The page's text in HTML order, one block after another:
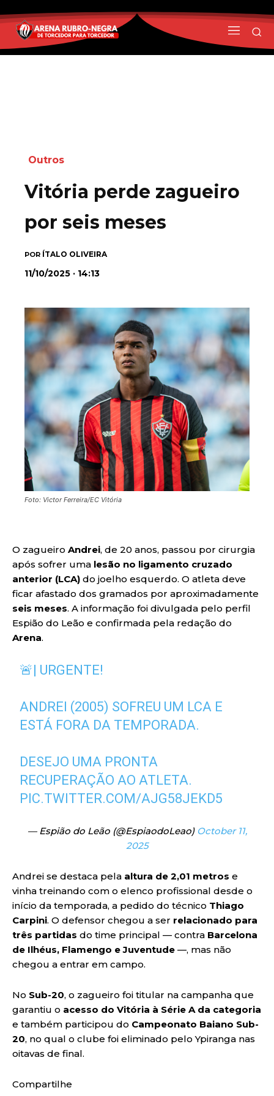
Outros
Vitória perde zagueiro
por seis meses
POR ÍTALO OLIVEIRA
11/10/2025 · 14:13
Foto: Victor Ferreira/EC Vitória
O zagueiro Andrei, de 20 anos, passou por cirurgia
após sofrer uma lesão no ligamento cruzado
anterior (LCA) do joelho esquerdo. O atleta deve
ficar afastado dos gramados por aproximadamente
seis meses. A informação foi divulgada pelo perfil
Espião do Leão e confirmada pela redação do
Arena.
🚨| URGENTE!
ANDREI (2005) SOFREU UM LCA E
ESTÁ FORA DA TEMPORADA.
DESEJO UMA PRONTA
RECUPERAÇÃO AO ATLETA.
PIC.TWITTER.COM/AJG58JEKD5
— Espião do Leão (@EspiaodoLeao) October 11,
2025
Andrei se destaca pela altura de 2,01 metros e
vinha treinando com o elenco profissional desde o
início da temporada, a pedido do técnico Thiago
Carpini. O defensor chegou a ser relacionado para
três partidas do time principal — contra Barcelona
de Ilhéus, Flamengo e Juventude —, mas não
chegou a entrar em campo.
No Sub-20, o zagueiro foi titular na campanha que
garantiu o acesso do Vitória à Série A da categoria
e também participou do Campeonato Baiano Sub-
20, no qual o clube foi eliminado pelo Ypiranga nas
oitavas de final.
Compartilhe